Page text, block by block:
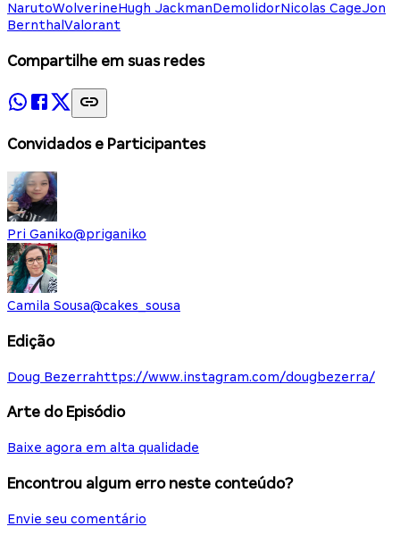
NarutoWolverineHugh JackmanDemolidorNicolas CageJon
Bernthal Valorant
Compartilhe em suas redes
Convidados e Participantes
Pri Ganiko@priganiko
Camila Sousa@cakes_sousa
Edição
Doug Bezerra https://www.instagram.com/dougbezerra/
Arte do Episódio
Baixe agora em alta qualidade
Encontrou algum erro neste conteúdo?
Envie seu comentário